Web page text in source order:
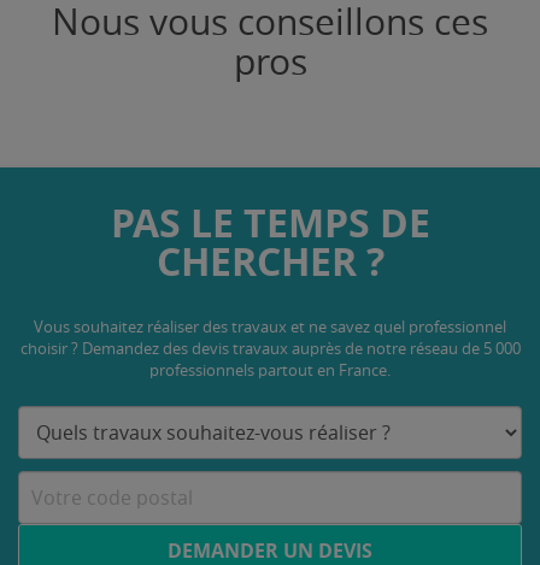
Nous vous conseillons ces
pros
PAS LE TEMPS DE
CHERCHER ?
Vous souhaitez réaliser des travaux et ne savez quel professionnel
choisir ? Demandez des devis travaux auprès de notre réseau de 5 000
professionnels partout en France.
DEMANDER UN DEVIS